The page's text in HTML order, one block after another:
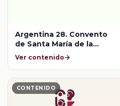
Argentina 28. Convento
de Santa María de la
Encarnación del Divino
Ver contenido
CONTENIDO